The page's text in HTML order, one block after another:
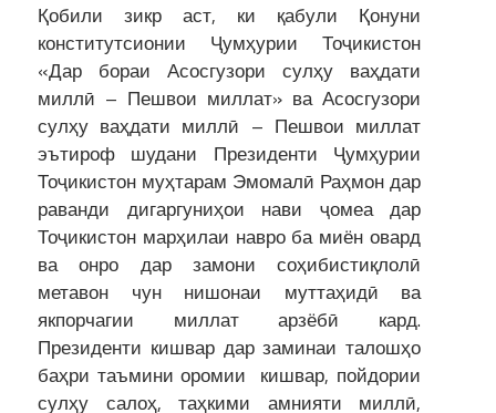
Қобили зикр аст, ки қабули Қонуни
конститутсионии Ҷумҳурии Тоҷикистон
«Дар бораи Асосгузори сулҳу ваҳдати
миллӣ – Пешвои миллат» ва Асосгузори
сулҳу ваҳдати миллӣ – Пешвои миллат
эътироф шудани Президенти Ҷумҳурии
Тоҷикистон муҳтарам Эмомалӣ Раҳмон дар
раванди дигаргуниҳои нави ҷомеа дар
Тоҷикистон марҳилаи навро ба миён овард
ва онро дар замони соҳибистиқлолӣ
метавон чун нишонаи муттаҳидӣ ва
якпорчагии миллат арзёбӣ кард.
Президенти кишвар дар заминаи талошҳо
баҳри таъмини оромии кишвар, пойдории
сулҳу салоҳ, таҳкими амнияти миллӣ,